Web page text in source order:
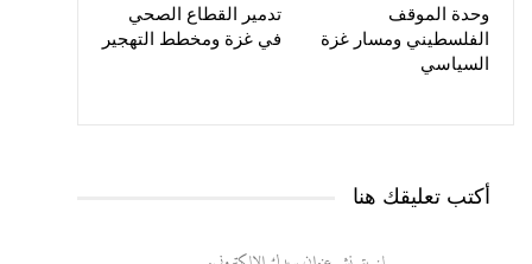
وحدة الموقف
الفلسطيني ومسار غزة
السياسي
تدمير القطاع الصحي
في غزة ومخطط التهجير
أكتب تعليقك هنا